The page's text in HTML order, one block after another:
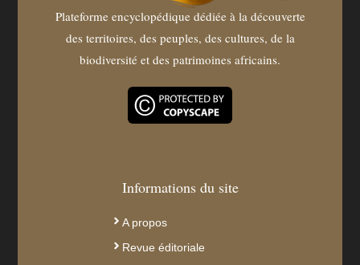
Plateforme encyclopédique dédiée à la découverte
des territoires, des peuples, des cultures, de la
biodiversité et des patrimoines africains.
Informations du site
A propos
Revue éditoriale